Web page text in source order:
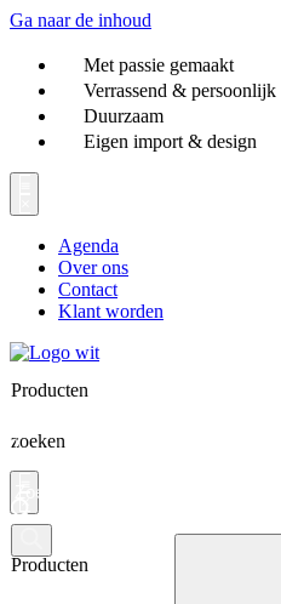
Ga naar de inhoud
Met passie gemaakt
Verrassend & persoonlijk
Duurzaam
Eigen import & design
Agenda
Over ons
Contact
Klant worden
Producten
zoeken
Producten